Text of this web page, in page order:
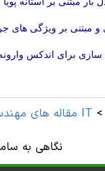
مبتنی بر ویژگی های
>
نگاهی به